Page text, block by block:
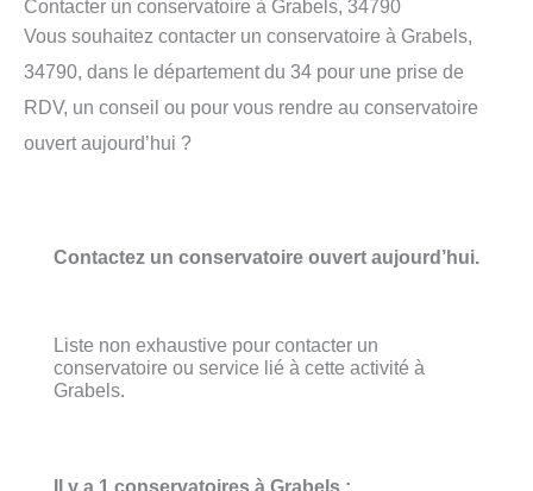
Contacter un conservatoire à Grabels, 34790
Vous souhaitez contacter un conservatoire à Grabels,
34790, dans le département du 34 pour une prise de
RDV, un conseil ou pour vous rendre au conservatoire
ouvert aujourd’hui ?
Contactez un conservatoire ouvert aujourd’hui.
Liste non exhaustive pour contacter un
conservatoire ou service lié à cette activité à
Grabels.
Il y a 1 conservatoires à Grabels :